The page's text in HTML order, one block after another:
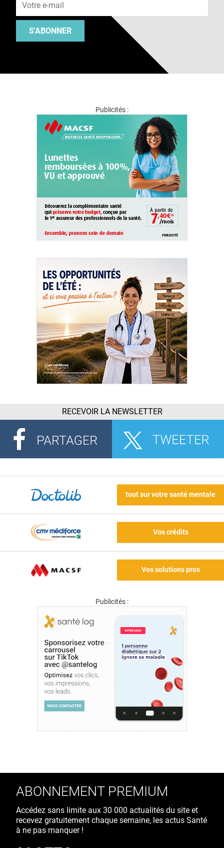
S'ABONNER
Publicités :
RECEVOIR LA NEWSLETTER
tout sur votre santé mentale
Vos crédits
Vos solutions pros
Publicités :
ABONNEMENT PREMIUM
Accédez sans limite aux 30 000 actualités du site et
recevez gratuitement chaque semaine, les actus Santé
à ne pas manquer !